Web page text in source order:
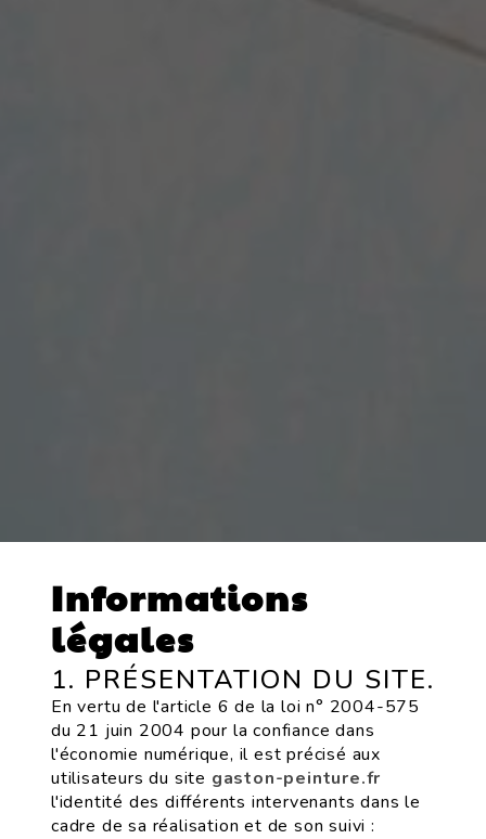
Informations
légales
1. PRÉSENTATION DU SITE.
En vertu de l'article 6 de la loi n° 2004-575
du 21 juin 2004 pour la confiance dans
l'économie numérique, il est précisé aux
utilisateurs du site gaston-peinture.fr
l'identité des différents intervenants dans le
cadre de sa réalisation et de son suivi :